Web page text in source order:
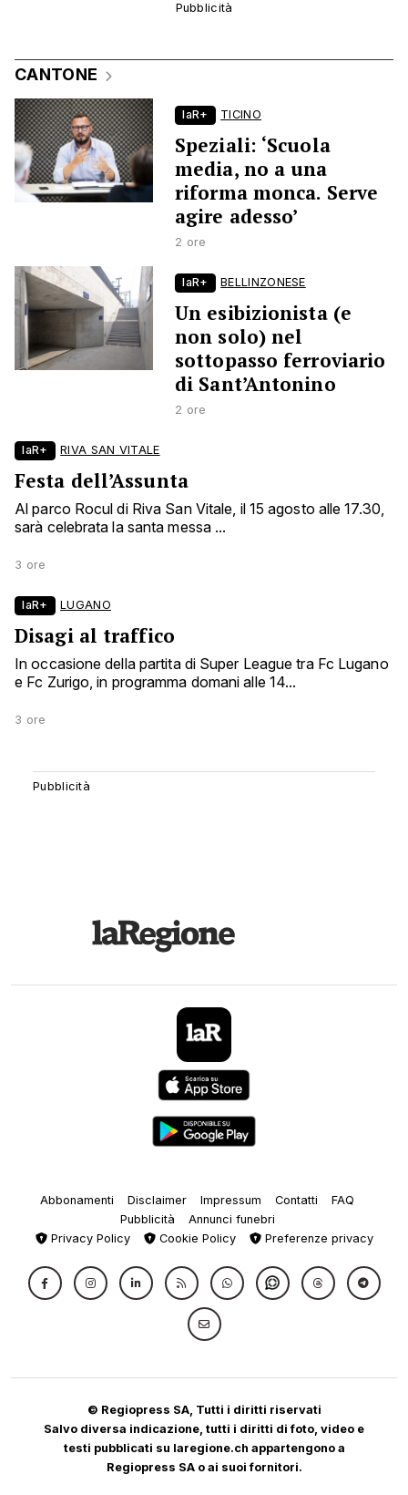
CANTONE
laR+ TICINO
Speziali: ‘Scuola
media, no a una
riforma monca. Serve
agire adesso’
2 ore
laR+ BELLINZONESE
Un esibizionista (e
non solo) nel
sottopasso ferroviario
di Sant’Antonino
2 ore
laR+ RIVA SAN VITALE
Festa dell’Assunta
Al parco Rocul di Riva San Vitale, il 15 agosto alle 17.30,
sarà celebrata la santa messa ...
3 ore
laR+ LUGANO
Disagi al traffico
In occasione della partita di Super League tra Fc Lugano
e Fc Zurigo, in programma domani alle 14...
3 ore
Abbonamenti Disclaimer Impressum Contatti
FAQ
Pubblicità
Annunci funebri
Privacy Policy
Cookie Policy Preferenze privacy
© Regiopress SA, Tutti i diritti riservati
Salvo diversa indicazione, tutti i diritti di foto, video e
testi pubblicati su laregione.ch appartengono a
Regiopress SA o ai suoi fornitori.